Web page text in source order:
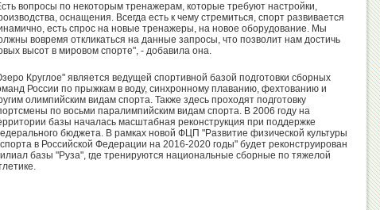
вопросы по некоторым тренажерам, которые требуют настройки,
оснащения. Всегда есть к чему стремиться, спорт развивается
есть спрос на новые тренажеры, на новое оборудование. Мы
вовремя откликаться на данные запросы, что позволит нам достичь
высот в мировом спорте", - добавила она.
Круглое" является ведущей спортивной базой подготовки сборных
России по прыжкам в воду, синхронному плаванию, фехтованию и
олимпийским видам спорта. Также здесь проходят подготовку
по восьми паралимпийским видам спорта. В 2006 году на
базы началась масштабная реконструкция при поддержке
бюджета. В рамках новой ФЦП "Развитие физической культуры
в Российской Федерации на 2016-2020 годы" будет реконструирован
базы "Руза", где тренируются национальные сборные по тяжелой